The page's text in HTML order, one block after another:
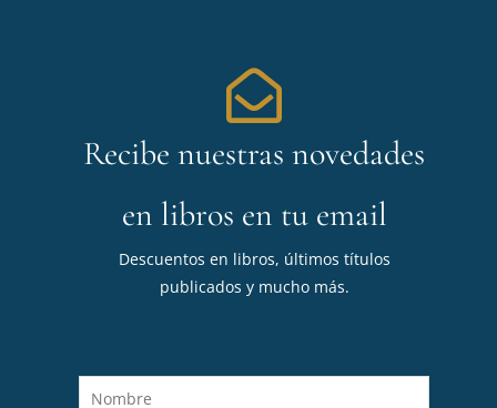
Recibe nuestras novedades
en libros en tu email
Descuentos en libros, últimos títulos
publicados y mucho más.